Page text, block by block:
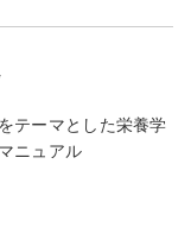
テーマとした栄養学
ニュアル